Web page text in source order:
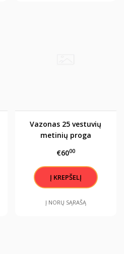
Vazonas 25 vestuvių
metinių proga
€6000
Į NORŲ SĄRAŠĄ